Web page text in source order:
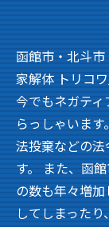
函館市・北斗
家解体 トリコ
今でもネガテ
らっしゃいま
法投棄などの
す。 また、函
の数も年々増
してしまった